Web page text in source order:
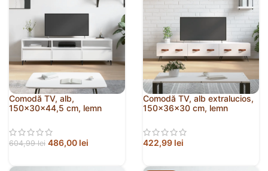
Comodă TV, alb,
150x30x44,5 cm, lemn
604,99lei 486,00 lei
Comodă TV, alb extralucios,
150x36x30 cm, lemn
422,99 lei